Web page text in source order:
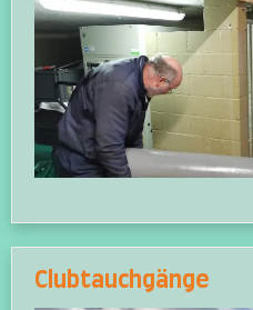
Clubtauchgänge